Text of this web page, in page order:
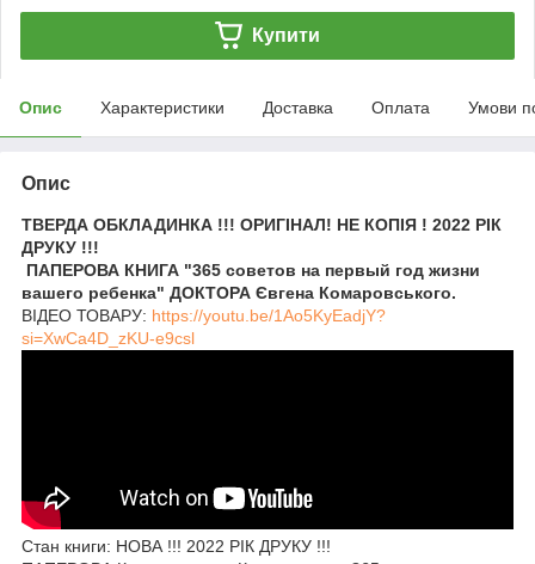
Купити
Опис Характеристики Доставка Оплата Умови
Опис
ТВЕРДА ОБКЛАДИНКА !!! ОРИГІНАЛ! НЕ КОПІЯ ! 2022 РІК
ДРУКУ !!!
ПАПЕРОВА КНИГА "365 советов на первый год жизни
вашего ребенка" ДОКТОРА Євгена Комаровського.
ВІДЕО ТОВАРУ: https://youtu.be/1Ao5KyEadjY?
si=XwCa4D_zKU-e9csl
Стан книги: НОВА !!! 2022 РІК ДРУКУ !!!